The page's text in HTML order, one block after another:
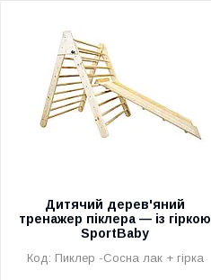
Дитячий дерев'яний
тренажер піклера — із гіркою
SportBaby
Пиклер -Сосна лак + гірка